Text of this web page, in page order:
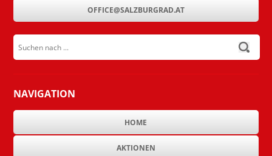
OFFICE@SALZBURGRAD.AT
Suchen nach ...
submit
NAVIGATION
HOME
AKTIONEN